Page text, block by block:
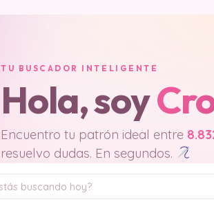
TU BUSCADOR INTELIGENTE
Hola, soy
Encuentro tu patrón ideal entre
resuelvo dudas. En segundos.